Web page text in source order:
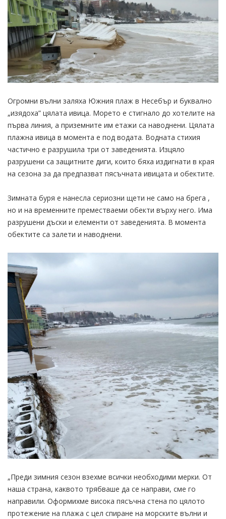
Огромни вълни заляха Южния плаж в Несебър и буквално
„изядоха” цялата ивица. Морето е стигнало до хотелите на
първа линия, а приземните им етажи са наводнени. Цялата
плажна ивица в момента е под водата. Водната стихия
частично е разрушила три от заведенията. Изцяло
разрушени са защитните диги, които бяха издигнати в края
на сезона за да предпазват пясъчната ивицата и обектите.
Зимната буря е нанесла сериозни щети не само на брега ,
но и на временните преместваеми обекти върху него. Има
разрушени дъски и елементи от заведенията. В момента
обектите са залети и наводнени.
„Преди зимния сезон взехме всички необходими мерки. От
наша страна, каквото трябваше да се направи, сме го
направили. Оформихме висока пясъчна стена по цялото
протежение на плажа с цел спиране на морските вълни и